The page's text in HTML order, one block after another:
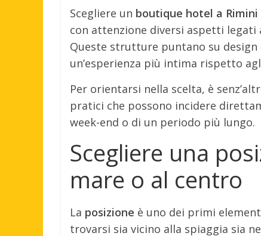
Scegliere un boutique hotel a Rimini
con attenzione diversi aspetti legati
Queste strutture puntano su
un’esperienza più intima rispetto
Per orientarsi nella scelta, è
pratici che possono incidere
week-end o di un periodo più lungo.
Scegliere una
mare o al centro
La posizione è uno dei primi
trovarsi sia vicino alla spiaggia sia